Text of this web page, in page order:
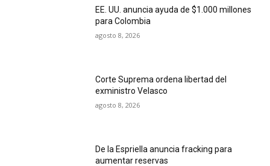
EE. UU. anuncia ayuda de $1.000 millones
para Colombia
agosto 8, 2026
Corte Suprema ordena libertad del
exministro Velasco
agosto 8, 2026
De la Espriella anuncia fracking para
aumentar reservas